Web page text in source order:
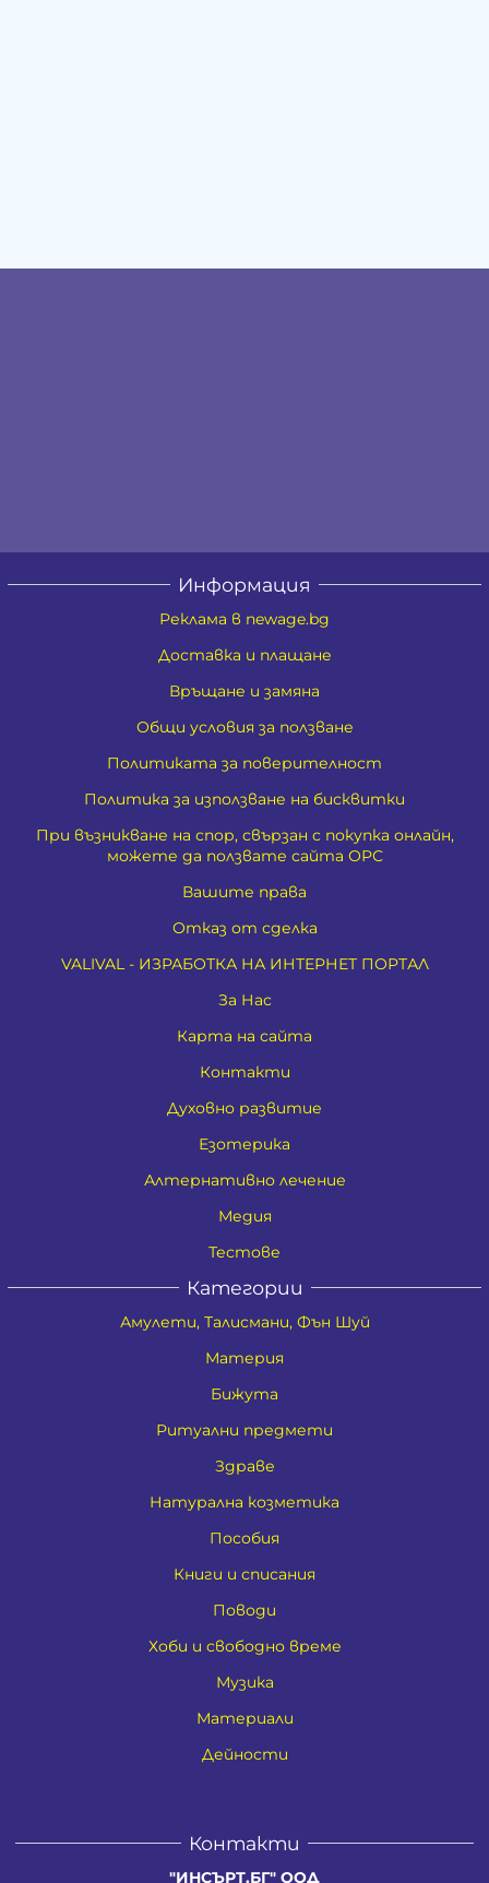
Информация
Реклама в newage.bg
Доставка и плащане
Връщане и замяна
Общи условия за ползване
Политиката за поверителност
Политика за използване на бисквитки
При възникване на спор, свързан с покупка онлайн,
можете да ползвате сайта ОРС
Вашите права
Отказ от сделка
VALIVAL - ИЗРАБОТКА НА ИНТЕРНЕТ ПОРТАЛ
За Нас
Карта на сайта
Контакти
Духовно развитие
Езотерика
Алтернативно лечение
Медия
Тестове
Категории
Амулети, Талисмани, Фън Шуй
Материя
Бижута
Ритуални предмети
Здраве
Натурална козметика
Пособия
Книги и списания
Поводи
Хоби и свободно време
Музика
Материали
Дейности
Контакти
"ИНСЪРТ.БГ" ООД